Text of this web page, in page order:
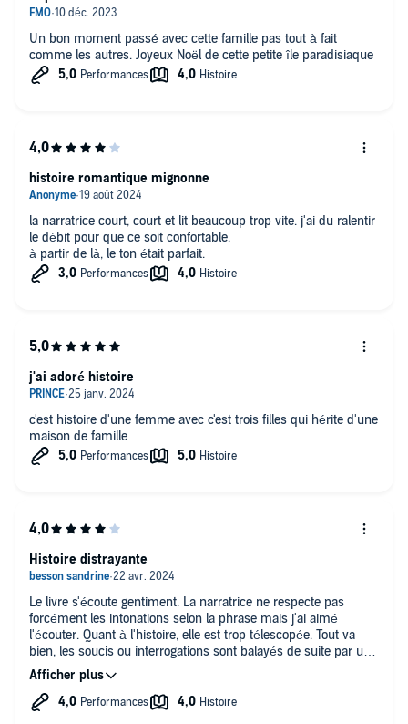
Un bon moment passé avec cette famille pas tout à fait
comme les autres. Joyeux Noël de cette petite île paradisiaque
la narratrice court, court et lit beaucoup trop vite. j'ai du ralentir
le débit pour que ce soit confortable.
à partir de là, le ton était parfait.
histoire romantique mignonne
c'est histoire d'une femme avec c'est trois filles qui hérite d'une
maison de famille
j'ai adoré histoire
Le livre s'écoute gentiment. La narratrice ne respecte pas
forcément les intonations selon la phrase mais j'ai aimé
l'écouter. Quant à l'histoire, elle est trop télescopée. Tout va
bien, les soucis ou interrogations sont balayés de suite par une
bonne nouvelle.. Bref.. Toujours est-il que je reviens sur la
jalousie d' Émilie vis à vis de sa fille. Je ne suis pas d'accord.
C'est plus une appréhension vis-à-vis de la situation et d'un
Histoire distrayante